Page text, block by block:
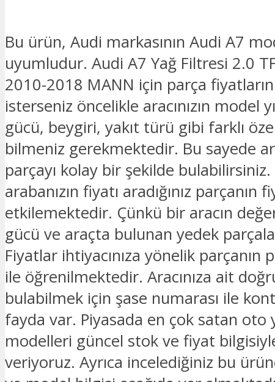
Bu ürün, Audi markasının Audi A7
uyumludur. Audi A7 Yağ Filtresi 2.0
2010-2018 MANN için parça
isterseniz öncelikle aracınızın model
gücü, beygiri, yakıt türü gibi farklı
bilmeniz gerekmektedir. Bu sayede
parçayı kolay bir şekilde bulabilirsiniz.
arabanızın fiyatı aradığınız parçanın
etkilemektedir. Çünkü bir aracın
gücü ve araçta bulunan yedek
Fiyatlar ihtiyacınıza yönelik parçanın
ile öğrenilmektedir. Aracınıza ait
bulabilmek için şase numarası ile
fayda var. Piyasada en çok satan oto
modelleri güncel stok ve fiyat
veriyoruz. Ayrıca incelediğiniz bu